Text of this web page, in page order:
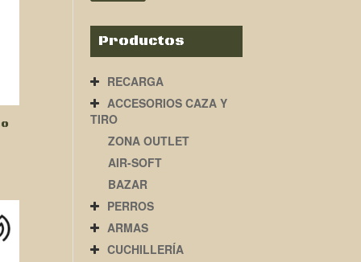
Productos
RECARGA
ACCESORIOS CAZA Y
TIRO
ZONA OUTLET
AIR-SOFT
BAZAR
PERROS
ARMAS
CUCHILLERÍA